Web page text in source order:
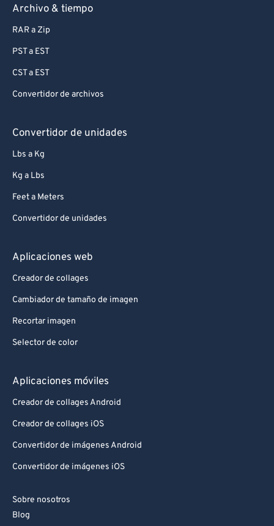
Archivo & tiempo
RAR a Zip
PST a EST
CST a EST
Convertidor de archivos
Convertidor de unidades
Lbs a Kg
Kg a Lbs
Feet a Meters
Convertidor de unidades
Aplicaciones web
Creador de collages
Cambiador de tamaño de imagen
Recortar imagen
Selector de color
Aplicaciones móviles
Creador de collages Android
Creador de collages iOS
Convertidor de imágenes Android
Convertidor de imágenes iOS
Sobre nosotros
Blog